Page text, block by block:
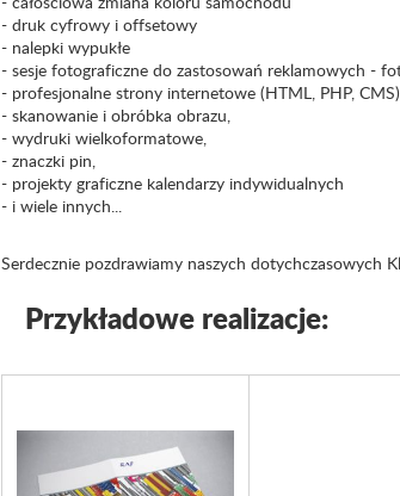
- druk cyfrowy i offsetowy
- nalepki wypukłe
- sesje fotograficzne do zastosowań reklamowych -
- profesjonalne strony internetowe (HTML, PHP,
- skanowanie i obróbka obrazu,
- wydruki wielkoformatowe,
- znaczki pin,
- projekty graficzne kalendarzy indywidualnych
- i wiele innych...
Serdecznie pozdrawiamy naszych dotychczasowych
Przykładowe realizacje: